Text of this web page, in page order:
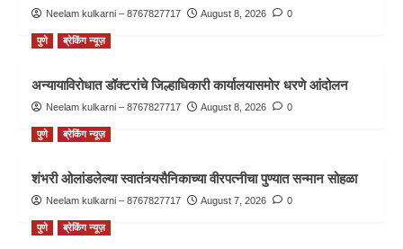
Neelam kulkarni – 8767827717 August 8, 2026 0
पुणे ब्रेकिंग न्यूज़
अन्यायाविरोधात डॉक्टरांचे जिल्हाधिकारी कार्यालयासमोर धरणे आंदोलन
Neelam kulkarni – 8767827717 August 8, 2026 0
पुणे ब्रेकिंग न्यूज़
शंभरी ओलांडलेल्या स्वातंत्र्यसैनिकाच्या वीरपत्नीचा पुण्यात सन्मान सोहळा
Neelam kulkarni – 8767827717 August 7, 2026 0
पुणे ब्रेकिंग न्यूज़